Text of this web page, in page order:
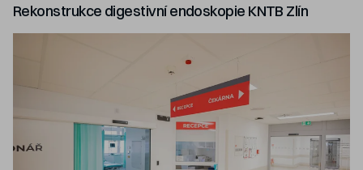
Rekonstrukce digestivní endoskopie KNTB Zlín